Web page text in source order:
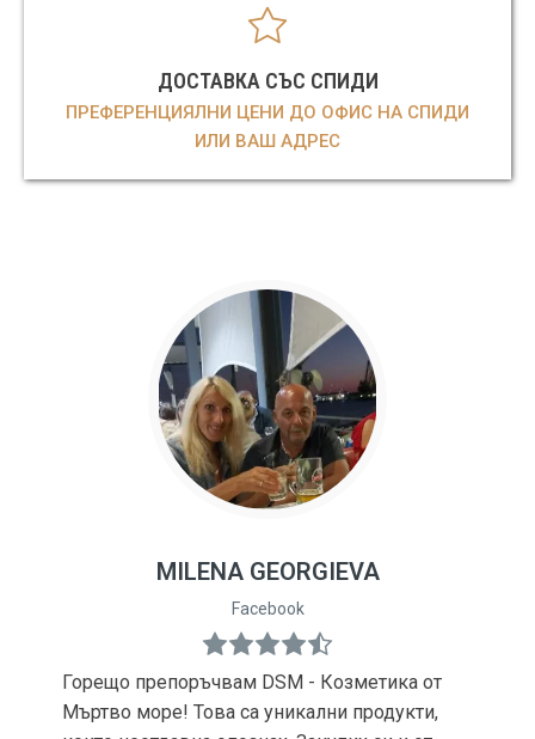
ДОСТАВКА СЪС СПИДИ
ПРЕФЕРЕНЦИЯЛНИ ЦЕНИ ДО ОФИС НА СПИДИ
ИЛИ ВАШ АДРЕС
MILENA GEORGIEVA
Facebook
Горещо препоръчвам DSM - Козметика от
Мъртво море! Това са уникални продукти,